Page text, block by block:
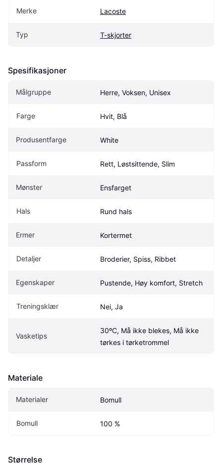
Merke Lacoste
Typ T-skjorter
Spesifikasjoner
Målgruppe Herre, Voksen, Unisex
Farge Hvit, Blå
Produsentfarge White
Passform Rett, Løstsittende, Slim
Mønster Ensfarget
Hals Rund hals
Ermer Kortermet
Detaljer Broderier, Spiss, Ribbet
Egenskaper Pustende, Høy komfort, Stretch
Treningsklær Nei, Ja
Vasketips
30ºC, Må ikke blekes, Må ikke
tørkes i tørketrommel
Materiale
Materialer Bomull
Bomull 100 %
Størrelse